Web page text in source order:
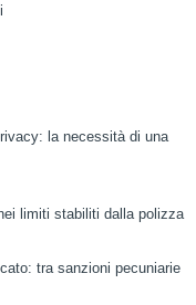
la necessità di una
limiti stabiliti dalla polizza
tra sanzioni pecuniarie